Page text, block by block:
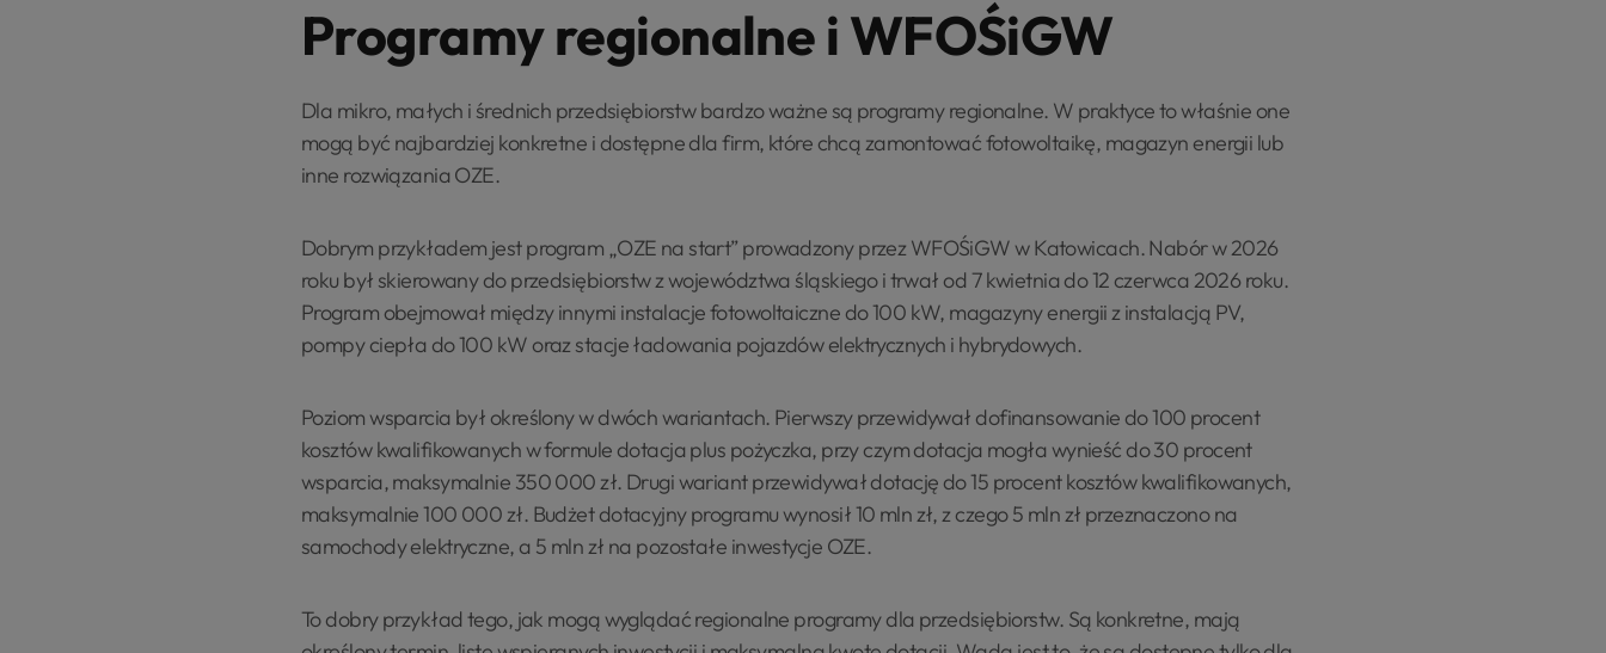
Programy regionalne i WFOŚiGW
Dla mikro, małych i średnich przedsiębiorstw bardzo ważne są programy regionalne. W praktyce to właśnie one
mogą być najbardziej konkretne i dostępne dla firm, które chcą zamontować fotowoltaikę, magazyn energii lub
inne rozwiązania OZE.
Dobrym przykładem jest program „OZE na start” prowadzony przez WFOŚiGW w Katowicach. Nabór w 2026
roku był skierowany do przedsiębiorstw z województwa śląskiego i trwał od 7 kwietnia do 12 czerwca 2026 roku.
Program obejmował między innymi instalacje fotowoltaiczne do 100 kW, magazyny energii z instalacją PV,
pompy ciepła do 100 kW oraz stacje ładowania pojazdów elektrycznych i hybrydowych.
Poziom wsparcia był określony w dwóch wariantach. Pierwszy przewidywał dofinansowanie do 100 procent
kosztów kwalifikowanych w formule dotacja plus pożyczka, przy czym dotacja mogła wynieść do 30 procent
wsparcia, maksymalnie 350 000 zł. Drugi wariant przewidywał dotację do 15 procent kosztów kwalifikowanych,
maksymalnie 100 000 zł. Budżet dotacyjny programu wynosił 10 mln zł, z czego 5 mln zł przeznaczono na
samochody elektryczne, a 5 mln zł na pozostałe inwestycje OZE.
To dobry przykład tego, jak mogą wyglądać regionalne programy dla przedsiębiorstw. Są konkretne, mają